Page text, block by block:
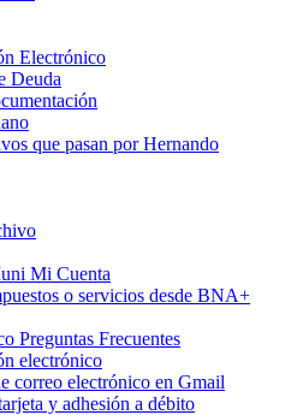
Electrónico
Deuda
que pasan por Hernando
Mi Cuenta
o servicios desde BNA+
Preguntas Frecuentes
electrónico
correo electrónico en Gmail
y adhesión a débito